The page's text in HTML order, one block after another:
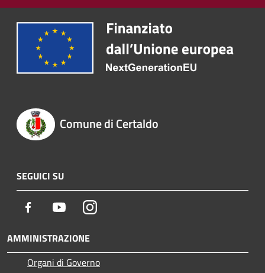
Comune di Certaldo
SEGUICI SU
Facebook YoutubeInstagram
AMMINISTRAZIONE
Organi di Governo